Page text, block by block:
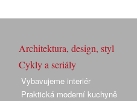
Architektura, design, styl
Cykly a seriály
Vybavujeme interiér
Praktická moderní kuchyně